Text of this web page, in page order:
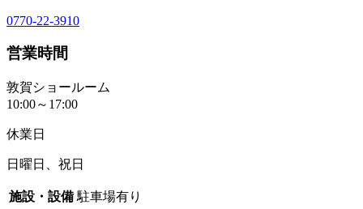
0770-22-3910
営業時間
敦賀ショールーム
10:00～17:00
休業日
日曜日、祝日
施設・設備 駐車場有り